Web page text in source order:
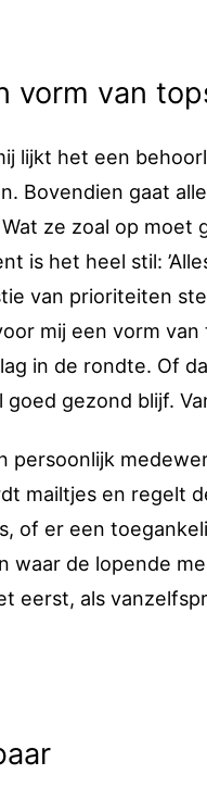
vorm van
lijkt het een
Bovendien gaat
ze zoal op moet
is het heel stil:
van prioriteiten
mij een vorm
in de rondte. Of
gezond blijf.
mailtjes en regelt
of er een
waar de lopende
eerst, als